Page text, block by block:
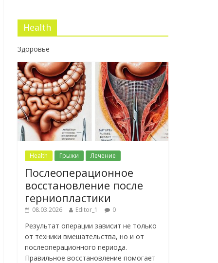
Health
Здоровье
Health Грыжи Лечение
Послеоперационное
восстановление после
герниопластики
08.03.2026 Editor_1 0
Результат операции зависит не только
от техники вмешательства, но и от
послеоперационного периода.
Правильное восстановление помогает